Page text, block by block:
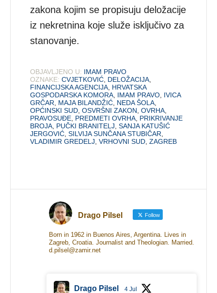
zakona kojim se propisuju deložacije
iz nekretnina koje služe isključivo za
stanovanje.
OBJAVLJENO U: IMAM PRAVO
OZNAKE: CVJETKOVIĆ DELOŽACIJA
FINANCIJSKA AGENCIJA HRVATSKA
GOSPODARSKA KOMORA IMAM PRAVO IVICA
GRČAR
MAJA BILANDŽIĆ NEDA ŠOLA
OPĆINSKI SUD ,OSVRŠNI ZAKON ,OVRHA
PRAVOSUĐE PREDMETI OVRHA PRIKRIVANJE
BROJA PUČKI BRANITELJ ,SANJA KATUŠIĆ
JERGOVIĆ ,SILVIJA SUNČANA STUBIČAR
VLADIMIR GREDELJ ,VRHOVNI SUD ,ZAGREB
Drago Pilsel Follow
Born in 1962 in Buenos Aires, Argentina. Lives in
Zagreb, Croatia. Journalist and Theologian. Married.
d.pilsel@zamir.net
Drago Pilsel 4 Jul